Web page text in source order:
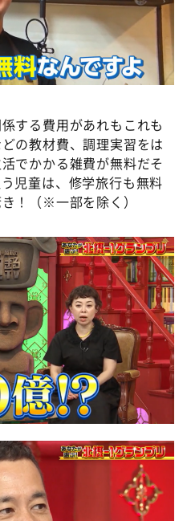
する費用があれもこれも
の教材費、調理実習をは
でかかる雑費が無料だそ
児童は、修学旅行も無料
き！（※一部を除く）